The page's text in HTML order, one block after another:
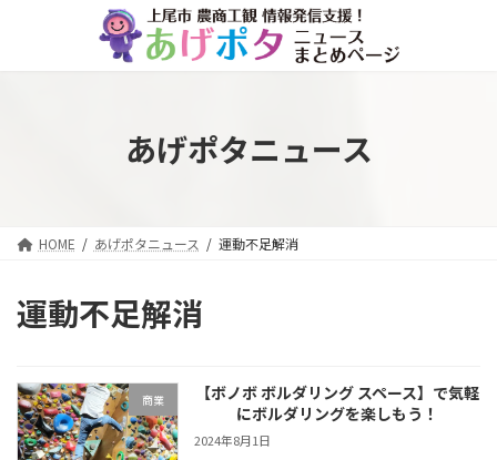
あげポタニュース
HOME あげポタニュース 運動不足解消
運動不足解消
商業
【ボノボ ボルダリング スペース】で気軽
にボルダリングを楽しもう！
2024年8月1日